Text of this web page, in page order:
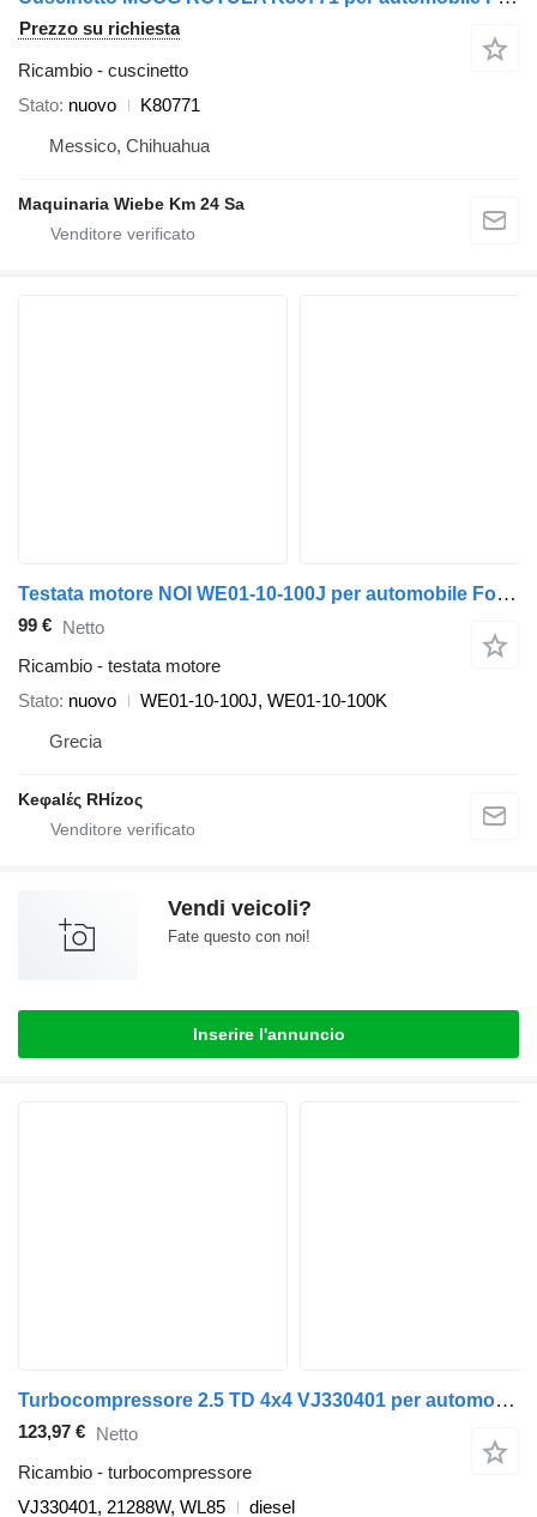
Prezzo su richiesta
Ricambio - cuscinetto
Stato nuovo
K80771
Messico, Chihuahua
Maquinaria Wiebe Km 24 Sa
Testata motore NOI WE01-10-100J per automobile Ford RANGER
99 € Netto
Ricambio - testata motore
Stato nuovo
WE01-10-100J, WE01-10-100K
Grecia
Keφalές RHίzoς
Vendi veicoli?
Fate questo con noi!
Inserire l'annuncio
Turbocompressore 2.5 TD 4x4 VJ330401 per automobile Ford RANGER (ER, EQ)
123,97 € Netto
Ricambio - turbocompressore
VJ330401, 21288W, WL85
diesel